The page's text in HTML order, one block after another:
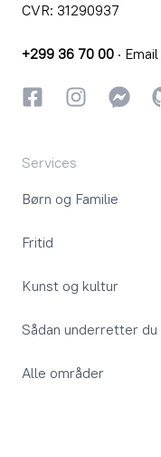
CVR: 31290937
+299 36 70 00 · Email
FacebookInstagram
Services
Børn og Familie
Fritid
Kunst og kultur
Sådan underretter du
Alle områder